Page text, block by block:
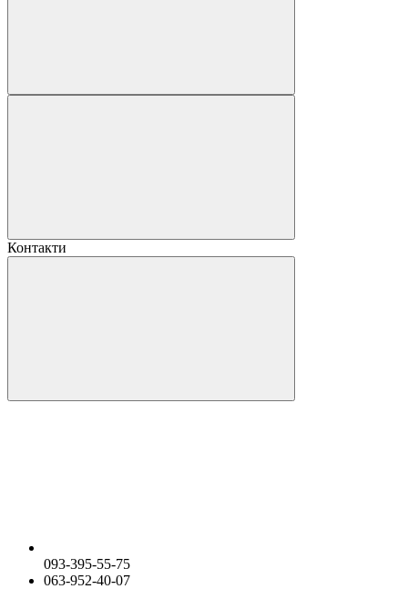
Контакти
093-395-55-75
063-952-40-07